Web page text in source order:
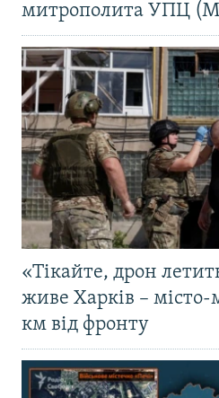
митрополита УПЦ
«Тікайте, дрон
живе Харків –
км від фронту